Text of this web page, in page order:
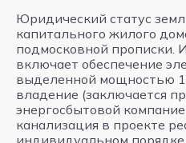
Юридический статус
капитального жилого
подмосковной прописки.
включает обеспечение
выделенной мощностью
владение (заключается
энергосбытовой
канализация в проекте
индивидуальном